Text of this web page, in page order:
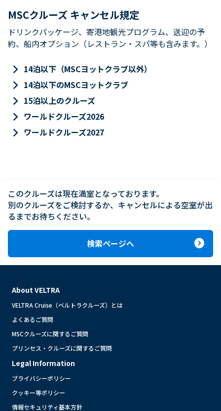
MSCクルーズ キャンセル規定
ドリンクパッケージ、寄港地観光プログラム、送迎の予
約、船内オプション（レストラン・スパ等も含みます。）
keyboard_arrow_right 14泊以下（MSCヨットクラブ以外）
keyboard_arrow_right 14泊以下のMSCヨットクラブ
keyboard_arrow_right 15泊以上のクルーズ
keyboard_arrow_right ワールドクルーズ2026
keyboard_arrow_right ワールドクルーズ2027
このクルーズは現在満室となっております。
別のクルーズをご検討するか、キャンセルによる空室が出
るまでお待ちください。
検索ページへ expand_circle_right
About VELTRA
VELTRA Cruise（ベルトラクルーズ）とは
よくあるご質問
MSCクルーズに関するご質問
プリンセス・クルーズに関するご質問
Legal Information
プライバシーポリシー
クッキー等ポリシー
情報セキュリティ基本方針